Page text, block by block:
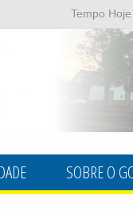
Tempo
SOBRE O